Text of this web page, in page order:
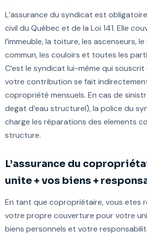
L’assurance du syndicat est
civil du Québec et de la Loi 141. Elle
l’immeuble, la toiture, les ascenseurs,
commun, les couloirs et toutes les
C’est le syndicat lui-même qui
votre contribution se fait
copropriété mensuels. En cas de
degat d’eau structurel), la police du
charge les réparations des elements
structure.
L’assurance du
unite + vos biens +
En tant que copropriétaire, vous etes
votre propre couverture pour votre
biens personnels et votre